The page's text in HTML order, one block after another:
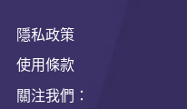
隱私政策
使用條款
關注我們：